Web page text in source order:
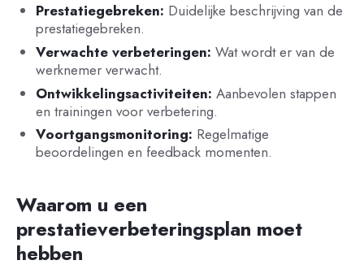
Prestatiegebreken: Duidelijke beschrijving van de
prestatiegebreken.
Verwachte verbeteringen: Wat wordt er van de
werknemer verwacht.
Ontwikkelingsactiviteiten: Aanbevolen stappen
en trainingen voor verbetering.
Voortgangsmonitoring: Regelmatige
beoordelingen en feedback momenten.
Waarom u een
prestatieverbeteringsplan moet
hebben